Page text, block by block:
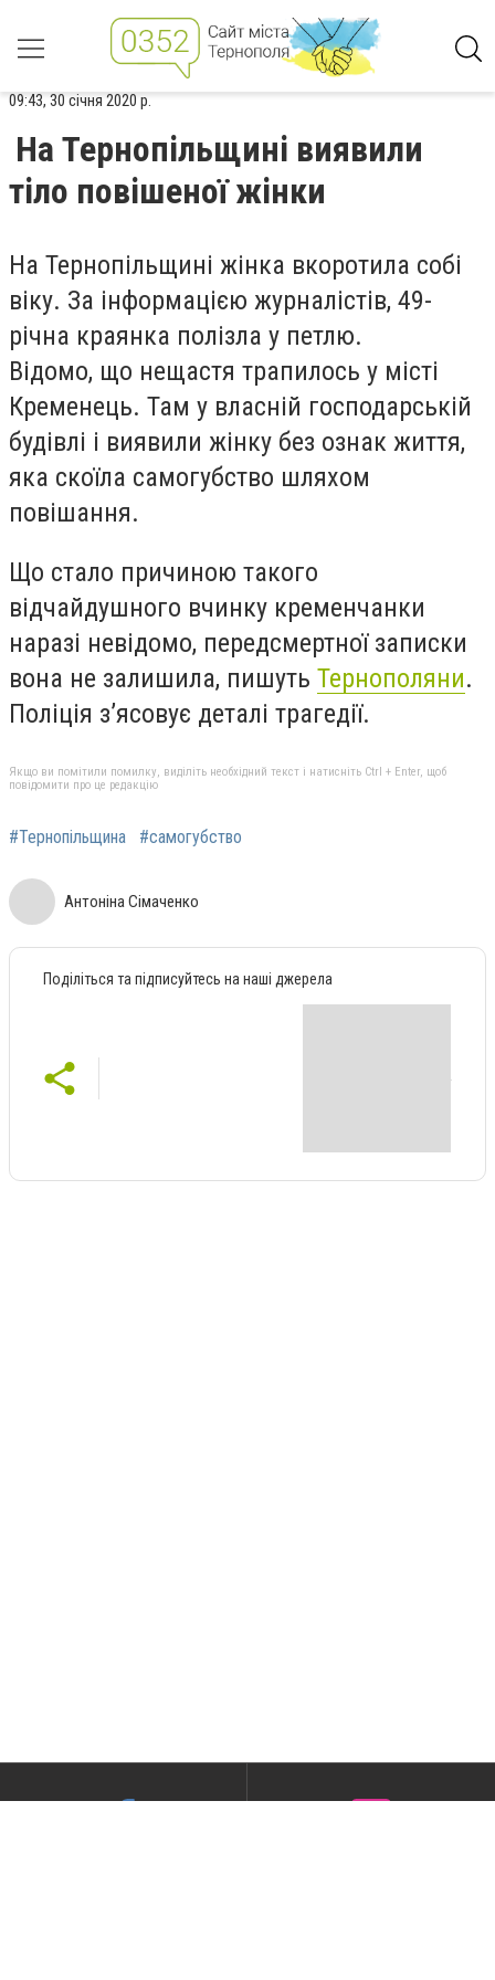
09:43, 30 січня 2020 р.
На Тернопільщині виявили
тіло повішеної жінки
На Тернопільщині жінка вкоротила собі
віку. За інформацією журналістів, 49-
річна краянка полізла у петлю.
Відомо, що нещастя трапилось у місті
Кременець. Там у власній господарській
будівлі і виявили жінку без ознак життя,
яка скоїла самогубство шляхом
повішання.
Що стало причиною такого
відчайдушного вчинку кременчанки
наразі невідомо, передсмертної записки
вона не залишила, пишуть Тернополяни.
Поліція з’ясовує деталі трагедії.
Якщо ви помітили помилку, виділіть необхідний текст і натисніть Ctrl + Enter, щоб
повідомити про це редакцію
#Тернопільщина #самогубство
Антоніна Сімаченко
Поділіться та підписуйтесь на наші джерела